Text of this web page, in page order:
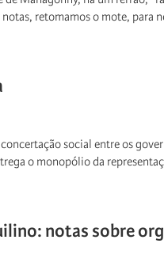
retomamos o mote, para
social entre os
o monopólio da
notas sobre